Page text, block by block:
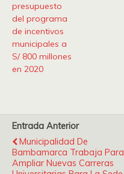
presupuesto
del programa
de incentivos
municipales a
S/ 800 millones
en 2020
Entrada Anterior
Municipalidad De
Bambamarca Trabaja Para
Ampliar Nuevas Carreras